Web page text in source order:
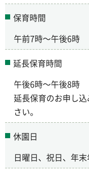
保育時間
午前7時～午後6時
延長保育時間
午後6時～午後8時
延長保育のお申し
さい。
休園日
日曜日、祝日、年